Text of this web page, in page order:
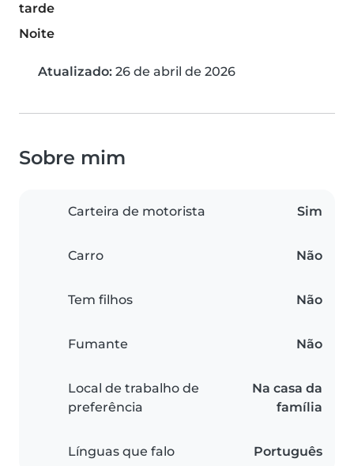
tarde
Noite
Atualizado: 26 de abril de 2026
Sobre mim
Carteira de motorista Sim
Carro Não
Tem filhos Não
Fumante Não
Local de trabalho de
preferência
Na casa da
família
Línguas que falo Português